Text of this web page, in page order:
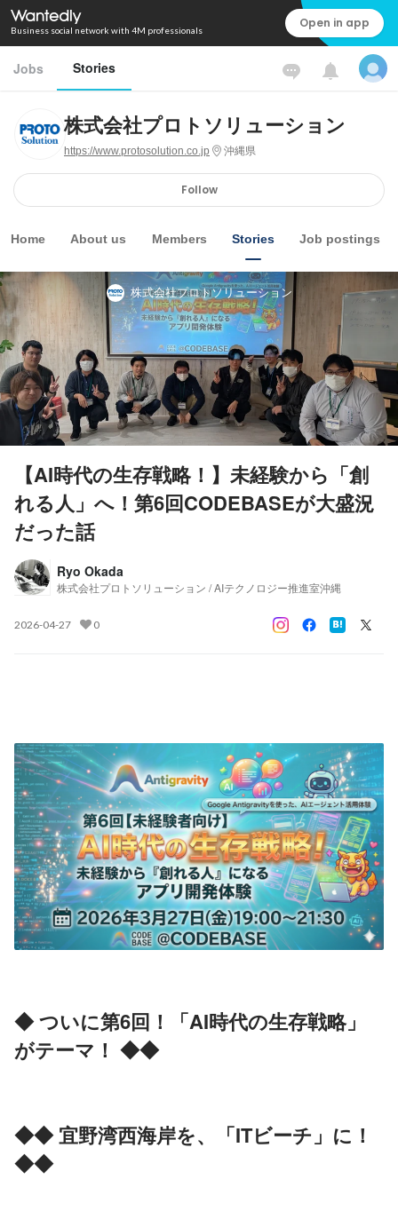
Business social network with 4M professionals Open in app
Jobs Stories
株式会社プロトソリューション
https://www.protosolution.co.jp 沖縄県
Follow
Home About us Members Stories Job postings
株式会社プロトソリューション
【AI時代の生存戦略！】未経験から「創
れる人」へ！第6回CODEBASEが大盛況
だった話
Ryo Okada
株式会社プロトソリューション / AIテクノロジー推進室沖縄
2026-04-27 0
◆ ついに第6回！「AI時代の生存戦略」
がテーマ！ ◆◆
◆◆ 宜野湾西海岸を、「ITビーチ」に！
◆◆